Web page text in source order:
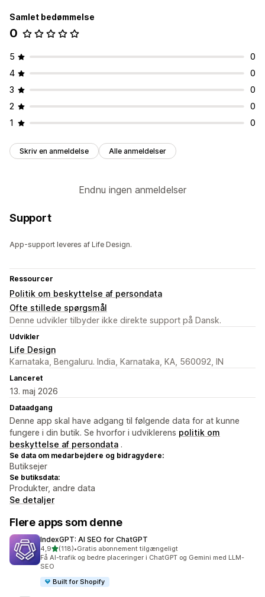
Samlet bedømmelse
0
5
0
4
0
3
0
2
0
1
0
Skriv en anmeldelse Alle anmeldelser
Endnu ingen anmeldelser
Support
App-support leveres af Life Design.
Ressourcer
Politik om beskyttelse af persondata
Ofte stillede spørgsmål
Denne udvikler tilbyder ikke direkte support på Dansk.
Udvikler
Life Design
Karnataka, Bengaluru. India, Karnataka, KA, 560092, IN
Lanceret
13. maj 2026
Dataadgang
Denne app skal have adgang til følgende data for at kunne
fungere i din butik. Se hvorfor i udviklerens politik om
beskyttelse af persondata .
Se data om medarbejdere og bidragydere:
Butiksejer
Se butiksdata:
Produkter, andre data
Se detaljer
Flere apps som denne
IndexGPT: AI SEO for ChatGPT
4,9ud af 5 stjerner
(118)
118 anmeldelser i alt
•Gratis abonnement tilgængeligt
Få AI-trafik og bedre placeringer i ChatGPT og Gemini med LLM-
SEO
Built for Shopify